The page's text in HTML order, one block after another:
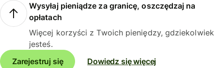
Wysyłaj pieniądze za granicę, oszczędzaj na
opłatach
Więcej korzyści z Twoich pieniędzy, gdziekolwiek
jesteś.
Zarejestruj się
Dowiedz się więcej